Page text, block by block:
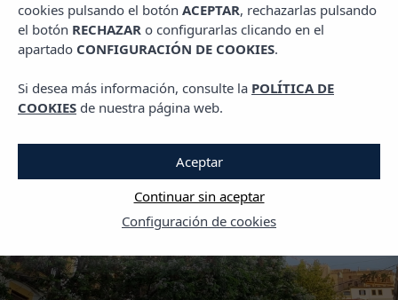
Recorrido por el
interior: estos son los
pueblos más bonitos
Mallorca
18 ABRIL, 2025
cookies pulsando el botón ACEPTAR, rechazarlas pulsando
el botón RECHAZAR o configurarlas clicando en el
apartado CONFIGURACIÓN DE COOKIES.
Si desea más información, consulte la POLÍTICA DE
COOKIES de nuestra página web.
Configuración de cookies
Continuar sin aceptar
Aceptar